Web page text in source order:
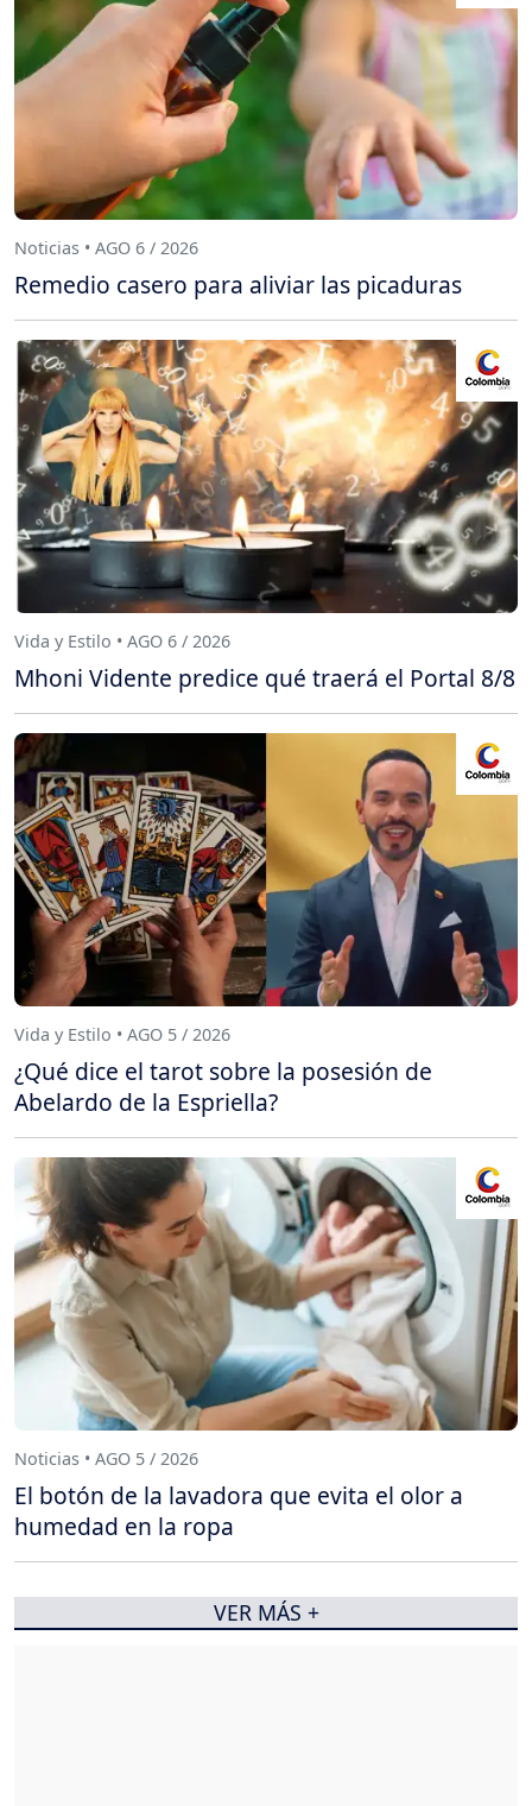
Noticias • AGO 6 / 2026
Remedio casero para aliviar las picaduras
Vida y Estilo • AGO 6 / 2026
Mhoni Vidente predice qué traerá el Portal 8/8
Vida y Estilo • AGO 5 / 2026
¿Qué dice el tarot sobre la posesión de
Abelardo de la Espriella?
Noticias • AGO 5 / 2026
El botón de la lavadora que evita el olor a
humedad en la ropa
VER MÁS +